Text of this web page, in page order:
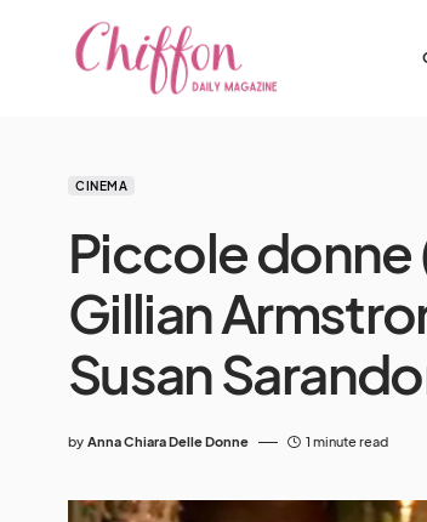
CINEMA
Piccole donne
Gillian
Susan
by Anna Chiara Delle Donne 1 minute read